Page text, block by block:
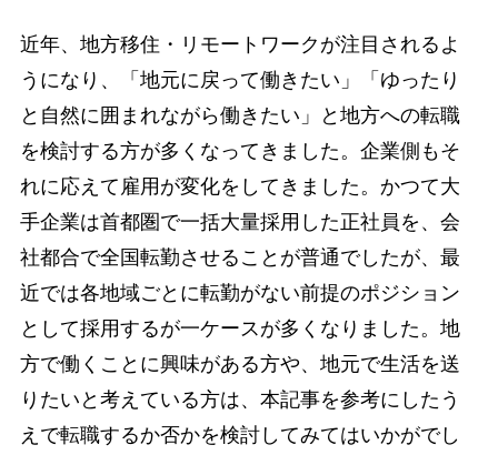
近年、地方移住・リモートワークが注目されるよ
うになり、「地元に戻って働きたい」「ゆったり
と自然に囲まれながら働きたい」と地方への転職
を検討する方が多くなってきました。企業側もそ
れに応えて雇用が変化をしてきました。かつて大
手企業は首都圏で一括大量採用した正社員を、会
社都合で全国転勤させることが普通でしたが、最
近では各地域ごとに転勤がない前提のポジション
として採用するが一ケースが多くなりました。地
方で働くことに興味がある方や、地元で生活を送
りたいと考えている方は、本記事を参考にしたう
えで転職するか否かを検討してみてはいかがでし